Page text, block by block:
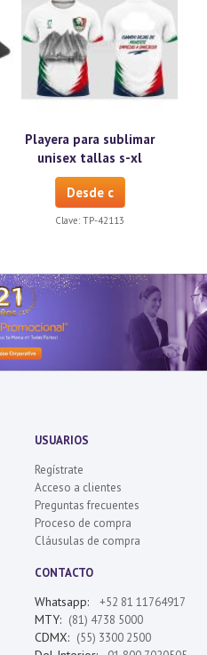
Playera para sublimar
unisex tallas s-xl
Desde c
Clave: TP-42113
USUARIOS
Regístrate
Acceso a clientes
Preguntas frecuentes
Proceso de compra
Cláusulas de compra
CONTACTO
Whatsapp: +52 81 11764917
MTY: (81) 4738 5000
CDMX: (55) 3300 2500